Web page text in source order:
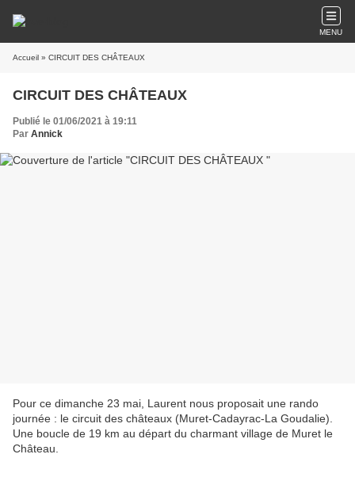
MENU
Accueil » CIRCUIT DES CHÂTEAUX
CIRCUIT DES CHÂTEAUX
Publié le 01/06/2021 à 19:11
Par Annick
Pour ce dimanche 23 mai, Laurent nous proposait une rando
journée : le circuit des châteaux (Muret-Cadayrac-La Goudalie).
Une boucle de 19 km au départ du charmant village de Muret le
Château.